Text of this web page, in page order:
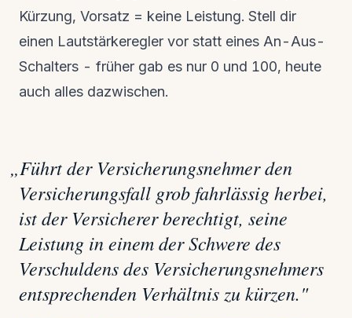
Kürzung, Vorsatz = keine Leistung. Stell dir
einen Lautstärkeregler vor statt eines An-Aus-
Schalters - früher gab es nur 0 und 100, heute
auch alles dazwischen.
„Führt der Versicherungsnehmer den
Versicherungsfall grob fahrlässig herbei,
ist der Versicherer berechtigt, seine
Leistung in einem der Schwere des
Verschuldens des Versicherungsnehmers
entsprechenden Verhältnis zu kürzen."